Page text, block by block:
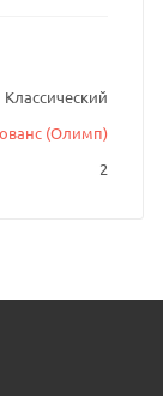
Классический
(Олимп)
2